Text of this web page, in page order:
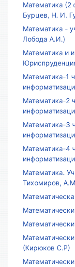
Математика (2
Бурцев, Н. И.
Математика -
Лобода А.И.)
Математика и
Математика-1
Математика-2
Математика-3
Математика-4
Математика.
Тихомиров,
(Кирюков С.Р)